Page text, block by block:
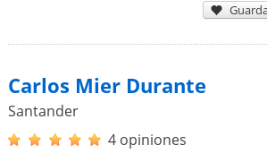
Carlos Mier Durante
Santander
4 opiniones